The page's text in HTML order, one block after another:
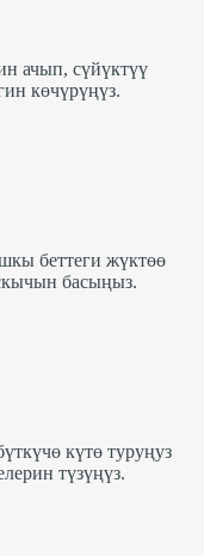
ачып, сүйүктүү
көчүрүңүз.
беттеги жүктөө
басыңыз.
күтө туруңуз
түзүңүз.